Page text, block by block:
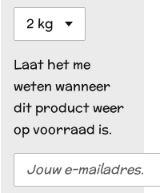
Laat het me
weten wanneer
dit product weer
op voorraad is.